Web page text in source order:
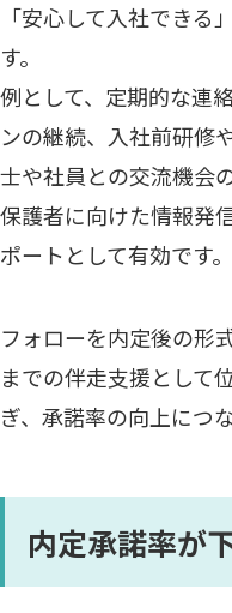
「安心して入社できる
す。
例として、定期的な連
ンの継続、入社前研修
士や社員との交流機会
保護者に向けた情報発
ポートとして有効です。
フォローを内定後の形
までの伴走支援として
ぎ、承諾率の向上につ
内定承諾率が